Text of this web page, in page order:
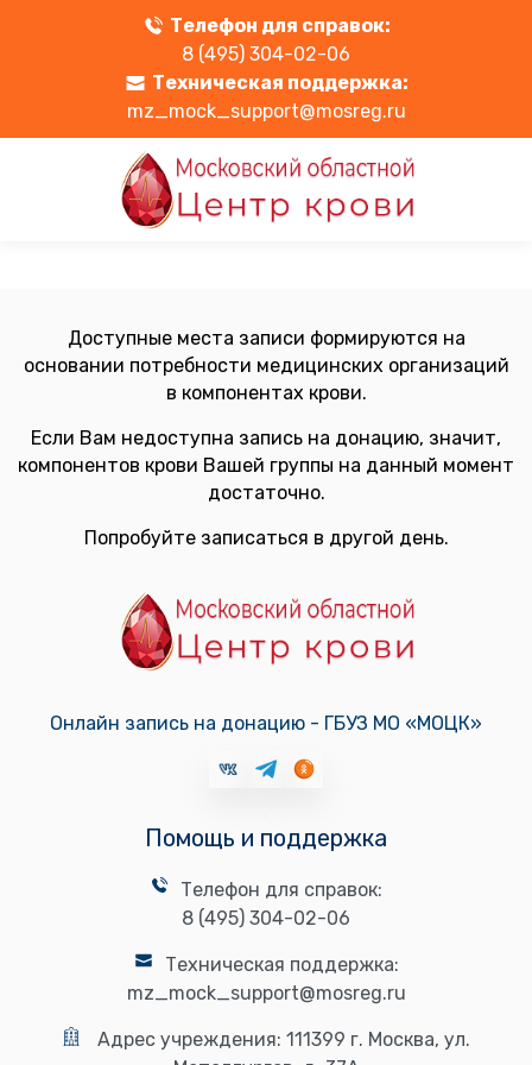
Телефон для справок:
8 (495) 304-02-06
Техническая поддержка:
mz_mock_support@mosreg.ru
Доступные места записи формируются на
основании потребности медицинских организаций
в компонентах крови.
Если Вам недоступна запись на донацию, значит,
компонентов крови Вашей группы на данный момент
достаточно.
Попробуйте записаться в другой день.
Онлайн запись на донацию - ГБУЗ МО «МОЦК»
Помощь и поддержка
Телефон для справок:
8 (495) 304-02-06
Техническая поддержка:
mz_mock_support@mosreg.ru
Адрес учреждения: 111399 г. Москва, ул.